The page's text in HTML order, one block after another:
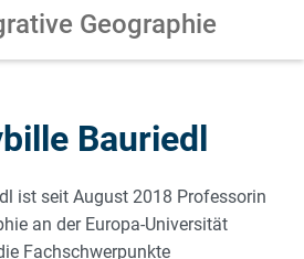
Geographie
Bauriedl
ist seit August 2018 Professorin
an der Europa-Universität
Fachschwerpunkte